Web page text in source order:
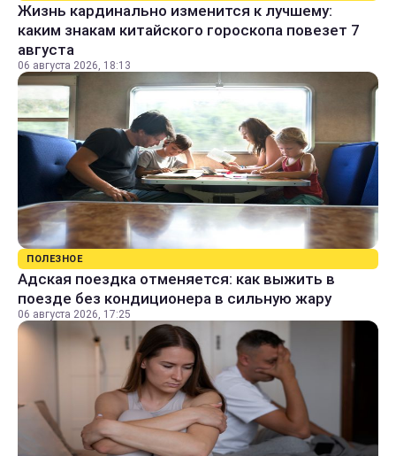
Жизнь кардинально изменится к лучшему:
каким знакам китайского гороскопа повезет 7
августа
06 августа 2026, 18:13
ПОЛЕЗНОЕ
Адская поездка отменяется: как выжить в
поезде без кондиционера в сильную жару
06 августа 2026, 17:25